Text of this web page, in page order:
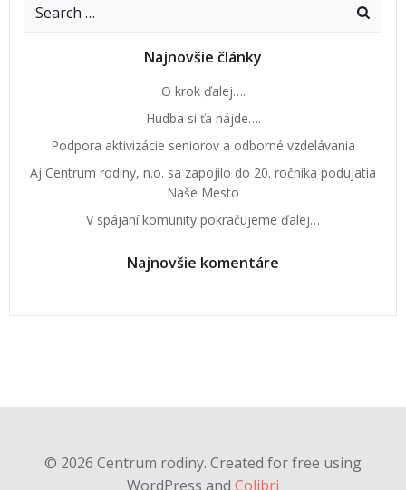
Najnovšie články
O krok ďalej….
Hudba si ťa nájde….
Podpora aktivizácie seniorov a odborné vzdelávania
Aj Centrum rodiny, n.o. sa zapojilo do 20. ročníka podujatia
Naše Mesto
V spájaní komunity pokračujeme ďalej…
Najnovšie komentáre
© 2026 Centrum rodiny. Created for free using
WordPress and Colibri